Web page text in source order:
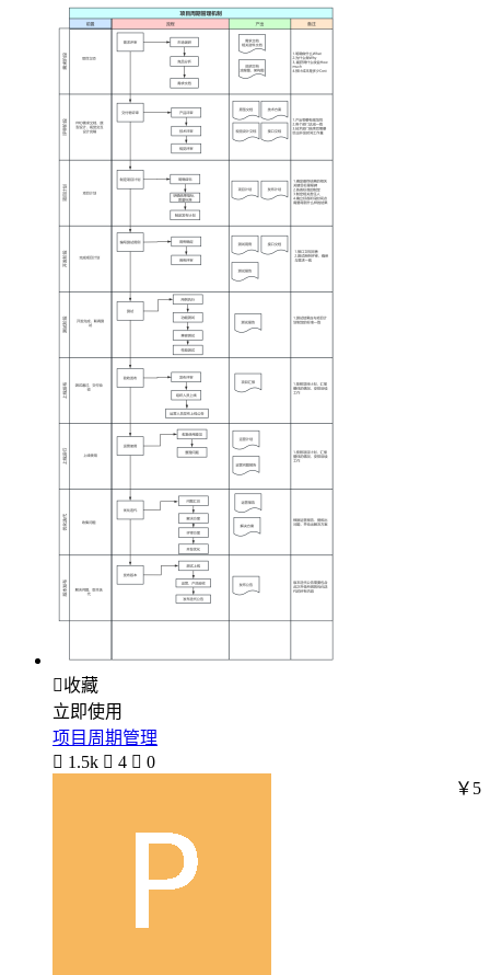
收藏
立即使用
项目周期管理
 1.5k  4  0
￥5